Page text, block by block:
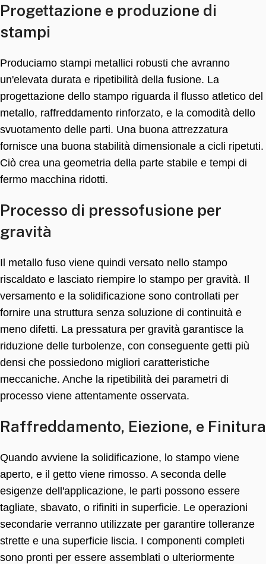
Progettazione e produzione di
stampi
Produciamo stampi metallici robusti che avranno
un'elevata durata e ripetibilità della fusione. La
progettazione dello stampo riguarda il flusso atletico del
metallo, raffreddamento rinforzato, e la comodità dello
svuotamento delle parti. Una buona attrezzatura
fornisce una buona stabilità dimensionale a cicli ripetuti.
Ciò crea una geometria della parte stabile e tempi di
fermo macchina ridotti.
Processo di pressofusione per
gravità
Il metallo fuso viene quindi versato nello stampo
riscaldato e lasciato riempire lo stampo per gravità. Il
versamento e la solidificazione sono controllati per
fornire una struttura senza soluzione di continuità e
meno difetti. La pressatura per gravità garantisce la
riduzione delle turbolenze, con conseguente getti più
densi che possiedono migliori caratteristiche
meccaniche. Anche la ripetibilità dei parametri di
processo viene attentamente osservata.
Raffreddamento, Eiezione, e Finitura
Quando avviene la solidificazione, lo stampo viene
aperto, e il getto viene rimosso. A seconda delle
esigenze dell'applicazione, le parti possono essere
tagliate, sbavato, o rifiniti in superficie. Le operazioni
secondarie verranno utilizzate per garantire tolleranze
strette e una superficie liscia. I componenti completi
sono pronti per essere assemblati o ulteriormente